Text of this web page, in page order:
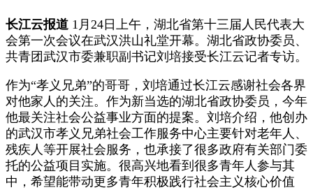
长江云报道 1月24日上午，湖北省第十三届人民代表大
会第一次会议在武汉洪山礼堂开幕。湖北省政协委员、
共青团武汉市委兼职副书记刘培接受长江云记者专访。
作为“孝义兄弟”的哥哥，刘培通过长江云感谢社会各界
对他家人的关注。作为新当选的湖北省政协委员，今年
他最关注社会公益事业方面的提案。刘培介绍，他创办
的武汉市孝义兄弟社会工作服务中心主要针对老年人、
残疾人等开展社会服务，也承接了很多政府有关部门委
托的公益项目实施。很高兴地看到很多青年人参与其
中，希望能带动更多青年积极践行社会主义核心价值